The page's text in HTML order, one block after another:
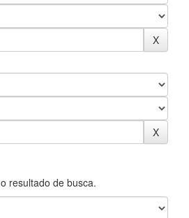
resultado de busca.